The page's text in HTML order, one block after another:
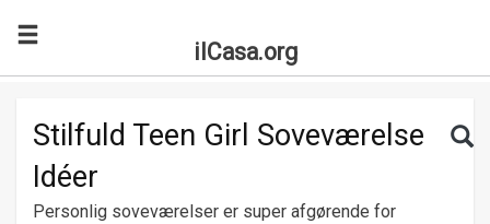
ilCasa.org
Search for:
Stilfuld Teen Girl Soveværelse
Idéer
Personlig soveværelser er super afgørende for